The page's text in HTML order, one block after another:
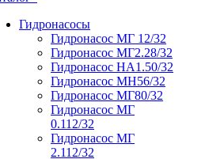
Гидронасосы
Гидронасос МГ 12/32
Гидронасос МГ2.28/32
Гидронасос НА1.50/32
Гидронасос МН56/32
Гидронасос МГ80/32
Гидронасос МГ
0.112/32
Гидронасос МГ
2.112/32